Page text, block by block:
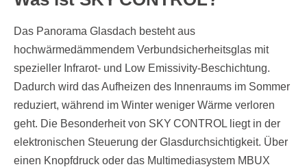
Das Panorama Glasdach besteht aus
hochwärmedämmendem Verbundsicherheitsglas mit
spezieller Infrarot- und Low Emissivity-Beschichtung.
Dadurch wird das Aufheizen des Innenraums im Sommer
reduziert, während im Winter weniger Wärme verloren
geht. Die Besonderheit von SKY CONTROL liegt in der
elektronischen Steuerung der Glasdurchsichtigkeit. Über
einen Knopfdruck oder das Multimediasystem MBUX